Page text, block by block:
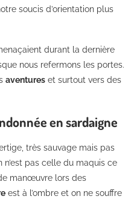
soucis d’orientation plus
durant la dernière
nous refermons les portes.
aventures et surtout vers des
en sardaigne
très sauvage mais pas
pas celle du maquis ce
manœuvre lors des
est à l’ombre et on ne souffre